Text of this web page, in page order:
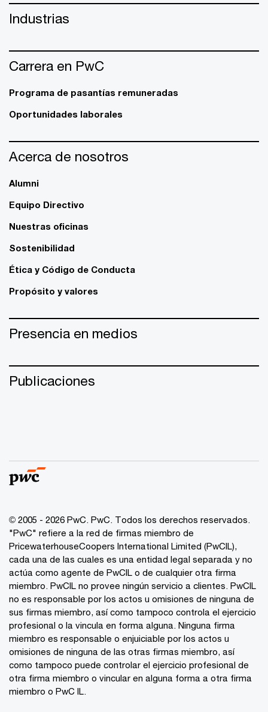
Industrias
Carrera en PwC
Programa de pasantías remuneradas
Oportunidades laborales
Acerca de nosotros
Alumni
Equipo Directivo
Nuestras oficinas
Sostenibilidad
Ética y Código de Conducta
Propósito y valores
Presencia en medios
Publicaciones
© 2005 - 2026 PwC. PwC. Todos los derechos reservados.
"PwC" refiere a la red de firmas miembro de
PricewaterhouseCoopers International Limited (PwCIL),
cada una de las cuales es una entidad legal separada y no
actúa como agente de PwCIL o de cualquier otra firma
miembro. PwCIL no provee ningún servicio a clientes. PwCIL
no es responsable por los actos u omisiones de ninguna de
sus firmas miembro, así como tampoco controla el ejercicio
profesional o la vincula en forma alguna. Ninguna firma
miembro es responsable o enjuiciable por los actos u
omisiones de ninguna de las otras firmas miembro, así
como tampoco puede controlar el ejercicio profesional de
otra firma miembro o vincular en alguna forma a otra firma
miembro o PwC IL.